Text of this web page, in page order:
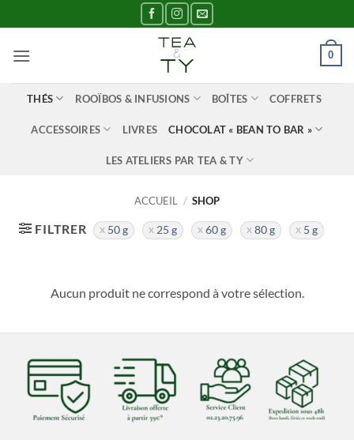
au
contenu
0
THÉS ROOÏBOS & INFUSIONS BOÎTES COFFRETS
ACCESSOIRES LIVRES CHOCOLAT « BEAN TO BAR »
LES ATELIERS PAR TEA & TY
ACCUEIL / SHOP
FILTRER 50 g 25 g 60 g 80 g 5 g
Aucun produit ne correspond à votre sélection.